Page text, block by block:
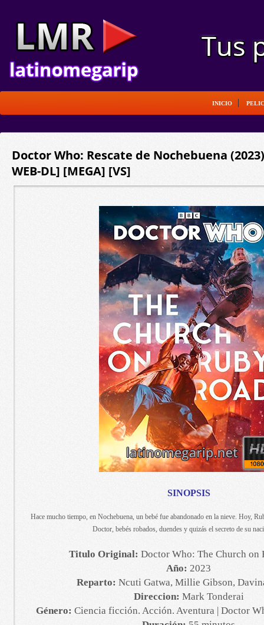
INICIO
Doctor Who: Rescate de Nochebuena
WEB-DL] [MEGA] [VS]
SINOPSIS
Hace mucho tiempo, en Nochebuena, un bebé fue abandonado en la nieve. Hoy,
Doctor, bebés robados, duendes y quizás el secreto de su
Titulo Original: Doctor Who: The Church on
Año: 2023
Reparto: Ncuti Gatwa, Millie Gibson,
Direccion: Mark Tonderai
Género: Ciencia ficción. Acción. Aventura | Doctor